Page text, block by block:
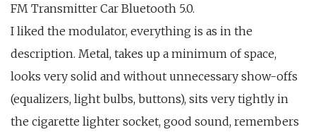
FM Transmitter Car Bluetooth 5.0.
I liked the modulator, everything is as in the
description. Metal, takes up a minimum of space,
looks very solid and without unnecessary show-offs
(equalizers, light bulbs, buttons), sits very tightly in
the cigarette lighter socket, good sound, remembers